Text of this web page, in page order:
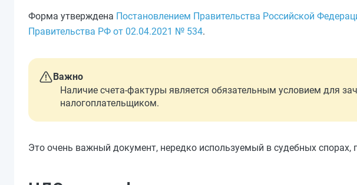
Форма утверждена Постановлением Правительства Российской
Правительства РФ от 02.04.2021 № 534.
Важно
Наличие счета-фактуры является обязательным условием для
налогоплательщиком.
Это очень важный документ, нередко используемый в судебных спорах,